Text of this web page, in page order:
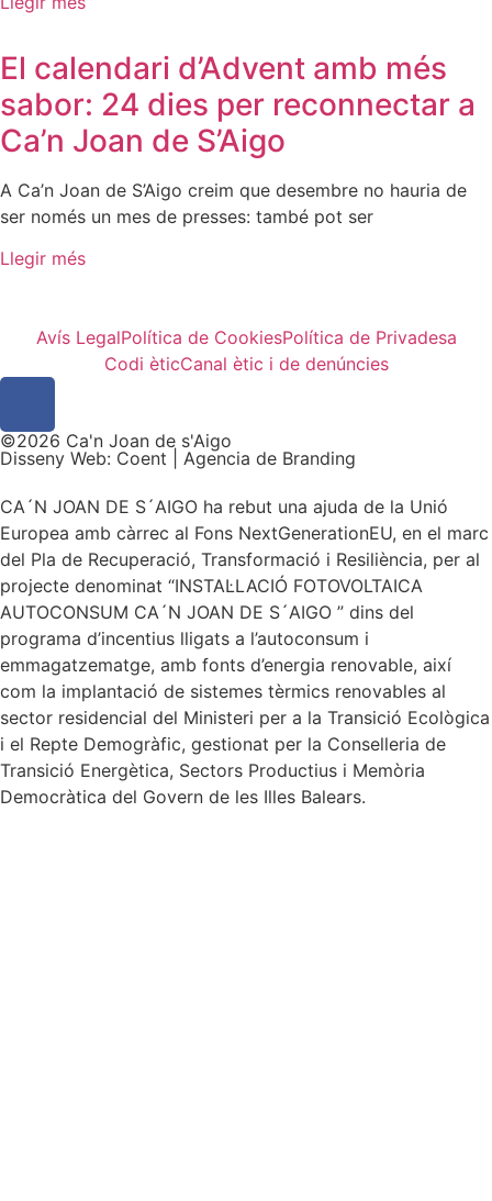
El calendari d’Advent amb més
sabor: 24 dies per reconnectar a
Ca’n Joan de S’Aigo
A Ca’n Joan de S’Aigo creim que desembre no hauria de
ser només un mes de presses: també pot ser
Llegir més
Avís LegalPolítica de CookiesPolítica de Privadesa
Codi èticCanal ètic i de denúncies
©2026 Ca'n Joan de s'Aigo
Disseny Web: Coent | Agencia de Branding
CA´N JOAN DE S´AIGO ha rebut una ajuda de la Unió
Europea amb càrrec al Fons NextGenerationEU, en el marc
del Pla de Recuperació, Transformació i Resiliència, per al
projecte denominat “INSTAL·LACIÓ FOTOVOLTAICA
AUTOCONSUM CA´N JOAN DE S´AIGO ” dins del
programa d’incentius lligats a l’autoconsum i
emmagatzematge, amb fonts d’energia renovable, així
com la implantació de sistemes tèrmics renovables al
sector residencial del Ministeri per a la Transició Ecològica
i el Repte Demogràfic, gestionat per la Conselleria de
Transició Energètica, Sectors Productius i Memòria
Democràtica del Govern de les Illes Balears.